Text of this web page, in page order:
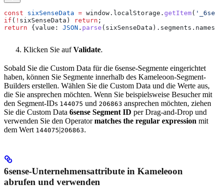
const sixSenseData = window . localStorage . getItem(
if ( ! sixSenseData ) return ;
return {value: JSON . parse ( sixSenseData ). segments . names
Klicken Sie aufValidate.
Sobald Sie die Custom Data für die 6sense-Segmente eingerichtet
haben, können Sie Segmente innerhalb des Kameleoon-Segment-
Builders erstellen. Wählen Sie die Custom Data und die Werte aus,
die Sie ansprechen möchten. Wenn Sie beispielsweise Besucher mit
den Segment-IDs 144075 und 206863 ansprechen möchten, ziehen
Sie die Custom Data 6sense Segment ID per Drag-and-Drop und
verwenden Sie den Operatormatches the regular expression mit
dem Wert 144075|206863.
6sense-Unternehmensattribute in Kameleoon
abrufen und verwenden